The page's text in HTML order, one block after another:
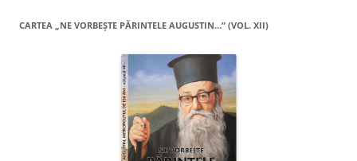
CARTEA „NE VORBEŞTE PĂRINTELE AUGUSTIN…” (VOL. XII)